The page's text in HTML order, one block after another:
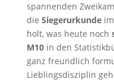
spannenden
die Siegerurkundeim
holt, was heute noch
M10in den
ganz freundlich
Lieblingsdisziplin